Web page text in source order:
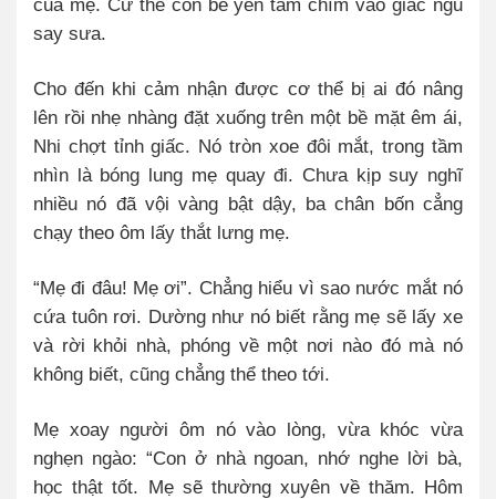
say sưa.
Cho đến khi cảm nhận được cơ thể bị ai đó nâng
lên rồi nhẹ nhàng đặt xuống trên một bề mặt êm ái,
Nhi chợt tỉnh giấc. Nó tròn xoe đôi mắt, trong tầm
nhìn là bóng lung mẹ quay đi. Chưa kịp suy nghĩ
nhiều nó đã vội vàng bật dậy, ba chân bốn cẳng
chạy theo ôm lấy thắt lưng mẹ.
“Mẹ đi đâu! Mẹ ơi”. Chẳng hiểu vì sao nước mắt nó
cứa tuôn rơi. Dường như nó biết rằng mẹ sẽ lấy xe
và rời khỏi nhà, phóng về một nơi nào đó mà nó
không biết, cũng chẳng thể theo tới.
Mẹ xoay người ôm nó vào lòng, vừa khóc vừa
nghẹn ngào: “Con ở nhà ngoan, nhớ nghe lời bà,
học thật tốt. Mẹ sẽ thường xuyên về thăm. Hôm